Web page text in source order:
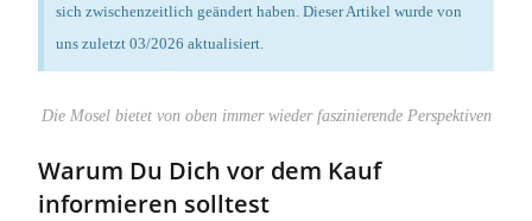
sich zwischenzeitlich geändert haben. Dieser Artikel wurde von
uns zuletzt 03/2026 aktualisiert.
Die Mosel bietet von oben immer wieder faszinierende Perspektiven
Warum Du Dich vor dem Kauf
informieren solltest